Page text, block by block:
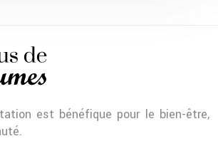
est bénéfique pour le bien-être,